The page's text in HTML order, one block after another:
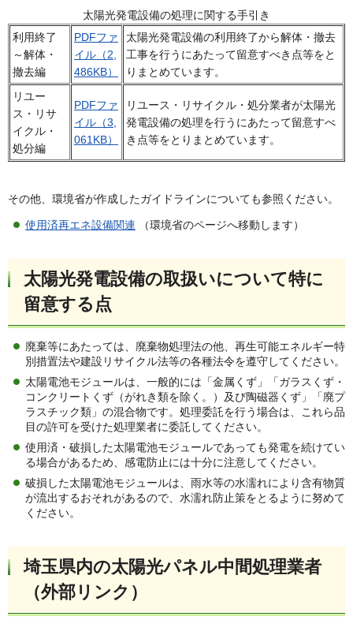
太陽光発電設備の処理に関する手引き
利用終了
～解体・
撤去編
PDFファ
イル（2,
486KB）
太陽光発電設備の利用終了から解体・撤去
工事を行うにあたって留意すべき点等をと
りまとめています。
リユー
ス・リサ
イクル・
処分編
PDFファ
イル（3,
061KB）
リユース・リサイクル・処分業者が太陽光
発電設備の処理を行うにあたって留意すべ
き点等をとりまとめています。
その他、環境省が作成したガイドラインについても参照ください。
使用済再エネ設備関連 （環境省のページへ移動します）
太陽光発電設備の取扱いについて特に
留意する点
廃棄等にあたっては、廃棄物処理法の他、再生可能エネルギー特
別措置法や建設リサイクル法等の各種法令を遵守してください。
太陽電池モジュールは、一般的には「金属くず」「ガラスくず・
コンクリートくず（がれき類を除く。）及び陶磁器くず」「廃プ
ラスチック類」の混合物です。処理委託を行う場合は、これら品
目の許可を受けた処理業者に委託してください。
使用済・破損した太陽電池モジュールであっても発電を続けてい
る場合があるため、感電防止には十分に注意してください。
破損した太陽電池モジュールは、雨水等の水濡れにより含有物質
が流出するおそれがあるので、水濡れ防止策をとるように努めて
ください。
埼玉県内の太陽光パネル中間処理業者
（外部リンク）